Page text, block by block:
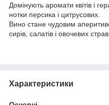
Домінують аромати квітів і
нотки персика і цитрусових.
Вино стане чудовим
сирів, салатів і овочевих страв.
Характеристики